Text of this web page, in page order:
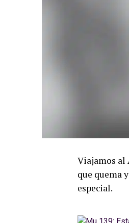
Viajamos al
que quema
especial.